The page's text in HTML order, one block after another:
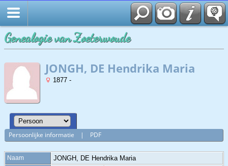
Genealogie van Zoeterwoude
JONGH, DE Hendrika Maria
1877 -
Persoonlijke informatie | PDF
Naam JONGH, DE Hendrika Maria